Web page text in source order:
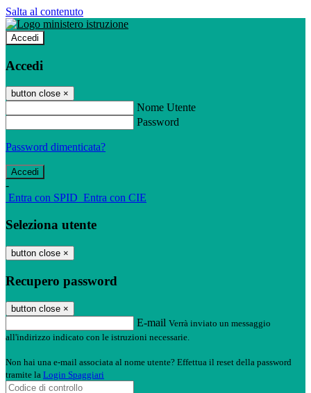
Salta al contenuto
Accedi
Accedi
button close ×
Nome Utente
Password
Password dimenticata?
-
Entra con SPID Entra con CIE
Seleziona utente
button close ×
Recupero password
button close ×
E-mail Verrà inviato un messaggio
all'indirizzo indicato con le istruzioni necessarie.
Non hai una e-mail associata al nome utente? Effettua il reset della password
tramite la Login Spaggiari